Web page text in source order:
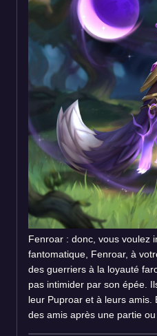
Fenroar : donc, vous voulez
fantomatique, Fenroar, à
des guerriers à la loyauté
pas intimider par son épée.
leur Puproar et à leurs amis.
des amis après une partie